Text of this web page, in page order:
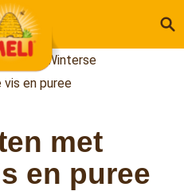
Diner
Winterse
en puree
met
en puree